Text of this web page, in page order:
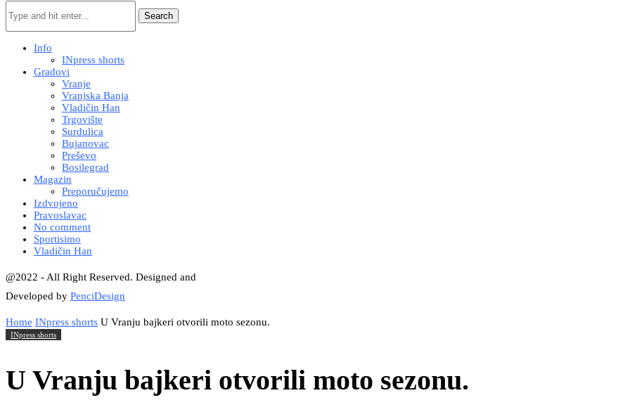
Search
Info
INpress shorts
Gradovi
Vranje
Vranjska Banja
Vladičin Han
Trgovište
Surdulica
Bujanovac
Preševo
Bosilegrad
Magazin
Preporučujemo
Izdvojeno
Pravoslavac
No comment
Sportisimo
Vladičin Han
@2022 - All Right Reserved. Designed and
Developed by PenciDesign
Home INpress shorts U Vranju bajkeri otvorili moto sezonu.
INpress shorts
U Vranju bajkeri otvorili moto sezonu.